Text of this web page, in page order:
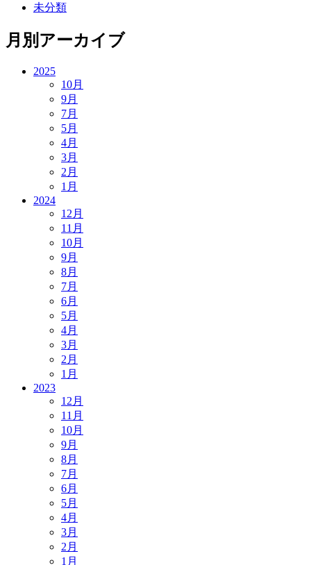
未分類
月別アーカイブ
2025
10月
9月
7月
5月
4月
3月
2月
1月
2024
12月
11月
10月
9月
8月
7月
6月
5月
4月
3月
2月
1月
2023
12月
11月
10月
9月
8月
7月
6月
5月
4月
3月
2月
1月